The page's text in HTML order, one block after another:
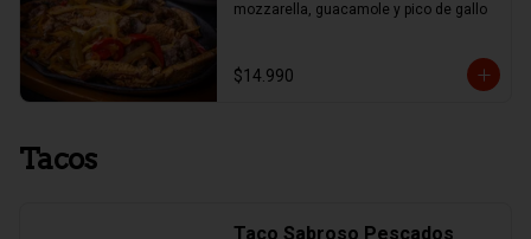
mozzarella, guacamole y pico de gallo
$14.990
Tacos
Taco Sabroso Pescados